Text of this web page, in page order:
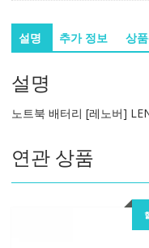
[레
노
LENOVO
928QA236H,5B10R33000
수
설명 추가 정보 상
설명
노트북 배터리 [레노버]
연관 상품